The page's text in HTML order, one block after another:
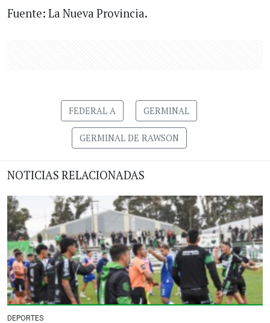
Fuente: La Nueva Provincia.
FEDERAL A GERMINAL
GERMINAL DE RAWSON
NOTICIAS RELACIONADAS
DEPORTES